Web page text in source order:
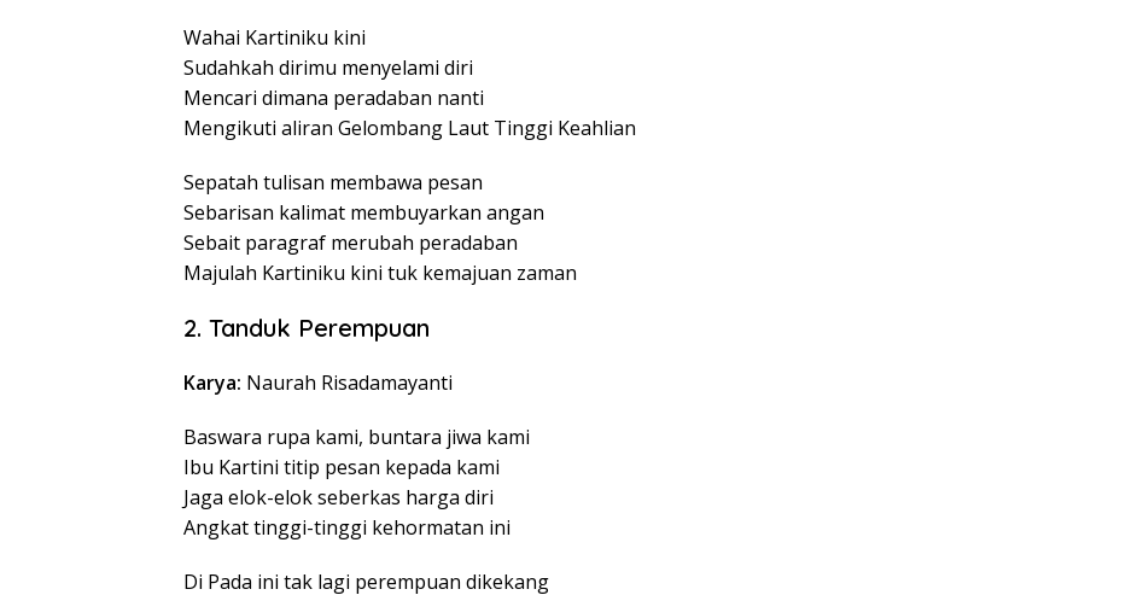
Wahai Kartiniku kini
Sudahkah dirimu menyelami diri
Mencari dimana peradaban nanti
Mengikuti aliran Gelombang Laut Tinggi Keahlian
Sepatah tulisan membawa pesan
Sebarisan kalimat membuyarkan angan
Sebait paragraf merubah peradaban
Majulah Kartiniku kini tuk kemajuan zaman
2. Tanduk Perempuan
Karya: Naurah Risadamayanti
Baswara rupa kami, buntara jiwa kami
Ibu Kartini titip pesan kepada kami
Jaga elok-elok seberkas harga diri
Angkat tinggi-tinggi kehormatan ini
Di Pada ini tak lagi perempuan dikekang